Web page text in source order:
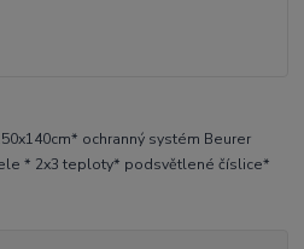
ochranný systém Beurer
* 2x3 teploty* podsvětlené číslice*